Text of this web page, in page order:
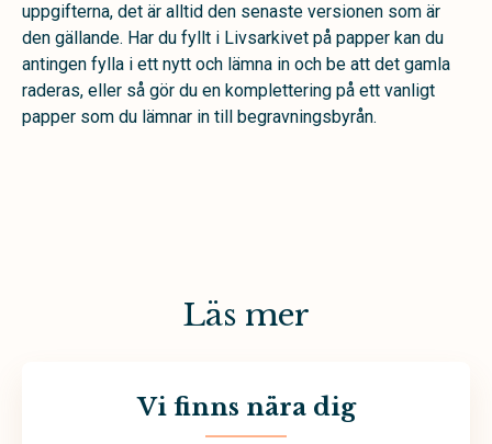
uppgifterna, det är alltid den senaste versionen som är
den gällande. Har du fyllt i Livsarkivet på papper kan du
antingen fylla i ett nytt och lämna in och be att det gamla
raderas, eller så gör du en komplettering på ett vanligt
papper som du lämnar in till begravningsbyrån.
Läs mer
Vi finns nära dig